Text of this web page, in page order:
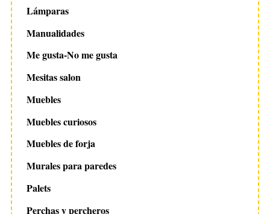
Lámparas
Manualidades
Me gusta-No me gusta
Mesitas salon
Muebles
Muebles curiosos
Muebles de forja
Murales para paredes
Palets
Perchas y percheros